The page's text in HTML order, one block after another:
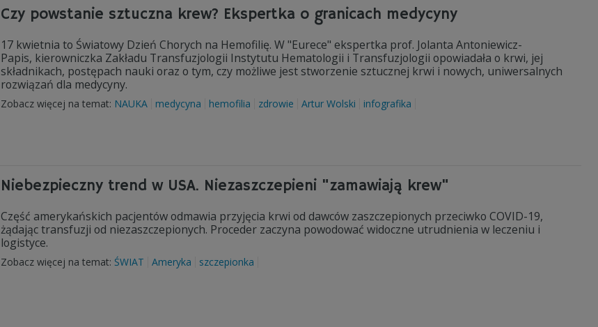
Czy powstanie sztuczna krew? Ekspertka o granicach medycyny
17 kwietnia to Światowy Dzień Chorych na Hemofilię. W "Eurece" ekspertka prof. Jolanta Antoniewicz-
Papis, kierowniczka Zakładu Transfuzjologii Instytutu Hematologii i Transfuzjologii opowiadała o krwi, jej
składnikach, postępach nauki oraz o tym, czy możliwe jest stworzenie sztucznej krwi i nowych, uniwersalnych
rozwiązań dla medycyny.
Zobacz więcej na temat: NAUKA medycyna hemofilia zdrowie Artur Wolski infografika
Niebezpieczny trend w USA. Niezaszczepieni "zamawiają krew"
Część amerykańskich pacjentów odmawia przyjęcia krwi od dawców zaszczepionych przeciwko COVID-19,
żądając transfuzji od niezaszczepionych. Proceder zaczyna powodować widoczne utrudnienia w leczeniu i
logistyce.
Zobacz więcej na temat: ŚWIAT Ameryka szczepionka